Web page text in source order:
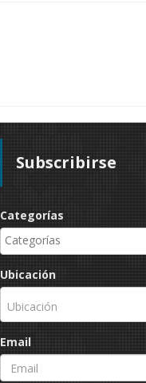
Subscribirse
Categorías
Ubicación
Ubicación
Email